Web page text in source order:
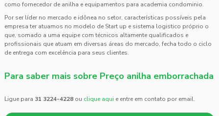
como fornecedor de anilha e equipamentos para academia condominio.
Por ser líder no mercado e idônea no setor, características possíveis pela
empresa ter atuamos no modelo de Start up e sistema logistico próprio o
que, somado a uma equipe com técnicos altamente qualificados e
profissionais que atuam em diversas áreas do mercado, fecha todo o ciclo
de entrega com excelência para seus clientes.
Para saber mais sobre Preço anilha emborrachada
Ligue para 31 3224-4228 ou clique aqui e entre em contato por email.